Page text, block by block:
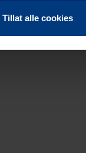
Tillat alle cookies